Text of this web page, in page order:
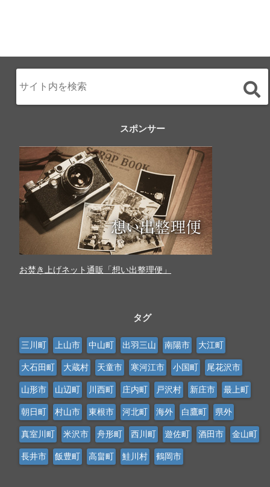
スポンサー
お焚き上げネット通販「想い出整理便」
タグ
三川町 上山市 中山町 出羽三山 南陽市 大江町
大石田町 大蔵村 天童市 寒河江市 小国町 尾花沢市
山形市 山辺町 川西町 庄内町 戸沢村 新庄市 最上町
朝日町 村山市 東根市 河北町 海外 白鷹町 県外
真室川町 米沢市 舟形町 西川町 遊佐町 酒田市 金山町
長井市 飯豊町 高畠町 鮭川村 鶴岡市